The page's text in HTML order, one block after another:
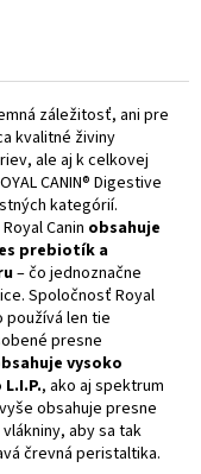
záležitosť, ani pre
kvalitné živiny
ale aj k celkovej
CANIN® Digestive
kategórií.
Canin obsahuje
prebiotík a
– čo jednoznačne
Spoločnosť Royal
používá len tie
presne
vysoko
, ako aj spektrum
obsahuje presne
aby sa tak
črevná peristaltika.